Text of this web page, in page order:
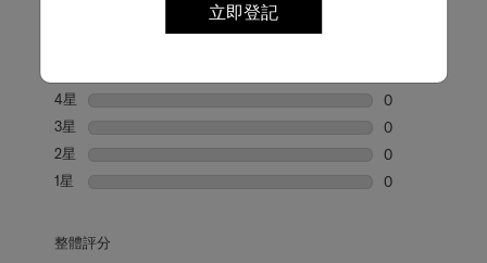
立即登記
從下方選擇一行過濾評論。
4星 星級
0
3星 星級
0
2星 星級
0
1星 星級
0
整體評分